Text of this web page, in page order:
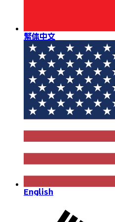
繁体中文
English